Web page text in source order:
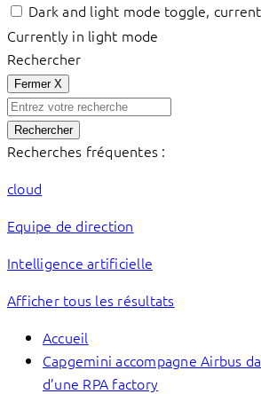
Dark and light mode toggle,
Currently in light mode
Rechercher
Fermer X
Rechercher
Recherches fréquentes :
cloud
Equipe de direction
Intelligence artificielle
Afficher tous les résultats
Accueil
Capgemini accompagne Airbus
d’une RPA factory